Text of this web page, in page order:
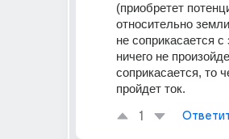
(приобретет
относительно
не соприкасается с
ничего не
соприкасается, то
пройдет ток.
1